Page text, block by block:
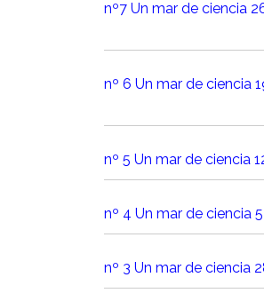
nº7 Un mar de ciencia
nº 6 Un mar de ciencia
nº 5 Un mar de ciencia
nº 4 Un mar de ciencia
nº 3 Un mar de ciencia